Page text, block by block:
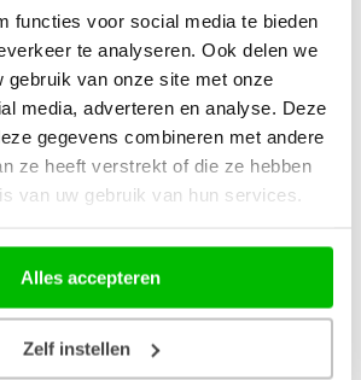
functies voor social media te bieden
te analyseren. Ook delen we
gebruik van onze site met onze
media, adverteren en analyse. Deze
gegevens combineren met andere
ze heeft verstrekt of die ze hebben
van uw gebruik van hun services.
Alles accepteren
Zelf instellen
IN EEN GROEN GROEN
KNOLLENLAND
SAMSONROCK
DE EERSTE DAG (VAN DE REST
VAN JE LEVEN)